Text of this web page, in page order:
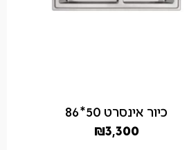
כיור אינסרט 50*86
₪3,300